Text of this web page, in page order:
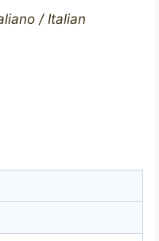
/ Italian